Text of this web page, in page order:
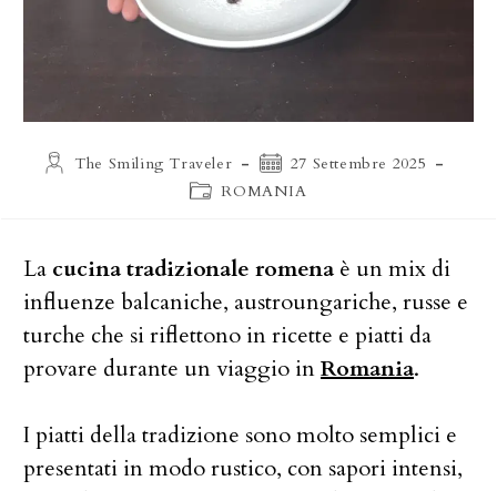
AutoreThe Smiling Traveler
Articolo
pubblicato:
27 Settembre 2025
Categoria
ROMANIA
La cucina tradizionale romena è un mix di
influenze balcaniche, austroungariche, russe e
turche che si riflettono in ricette e piatti da
provare durante un viaggio inRomania.
I piatti della tradizione sono molto semplici e
presentati in modo rustico, con sapori intensi,